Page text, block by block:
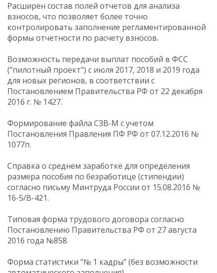
Расширен состав полей отчетов для анализа
взносов, что позволяет более точно
контролировать заполнение регламентированной
формы отчетности по расчету взносов.
Возможность передачи выплат пособий в ФСС
("пилотный проект") с июля 2017, 2018 и 2019 года
для новых регионов, в соответствии с
Постановлением Правительства РФ от 22 декабря
2016 г. № 1427.
Формирование файла СЗВ-М с учетом
Постановления Правления ПФ РФ от 07.12.2016 №
1077п.
Cправка о среднем заработке для определения
размера пособия по безработице (стипендии)
согласно письму Минтруда России от 15.08.2016 №
16-5/В-421.
Типовая форма трудового договора согласно
Постановлению Правительства РФ от 27 августа
2016 года №858.
Форма статистики "№ 1 кадры" (без возможности